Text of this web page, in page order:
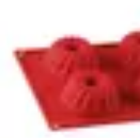
Préparation d'apéritifs
Moments Apéritifs